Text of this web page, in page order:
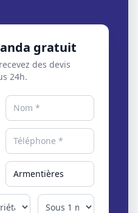
gratuit
des devis
24h.